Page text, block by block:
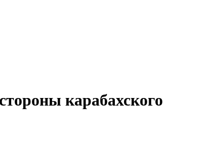
карабахского